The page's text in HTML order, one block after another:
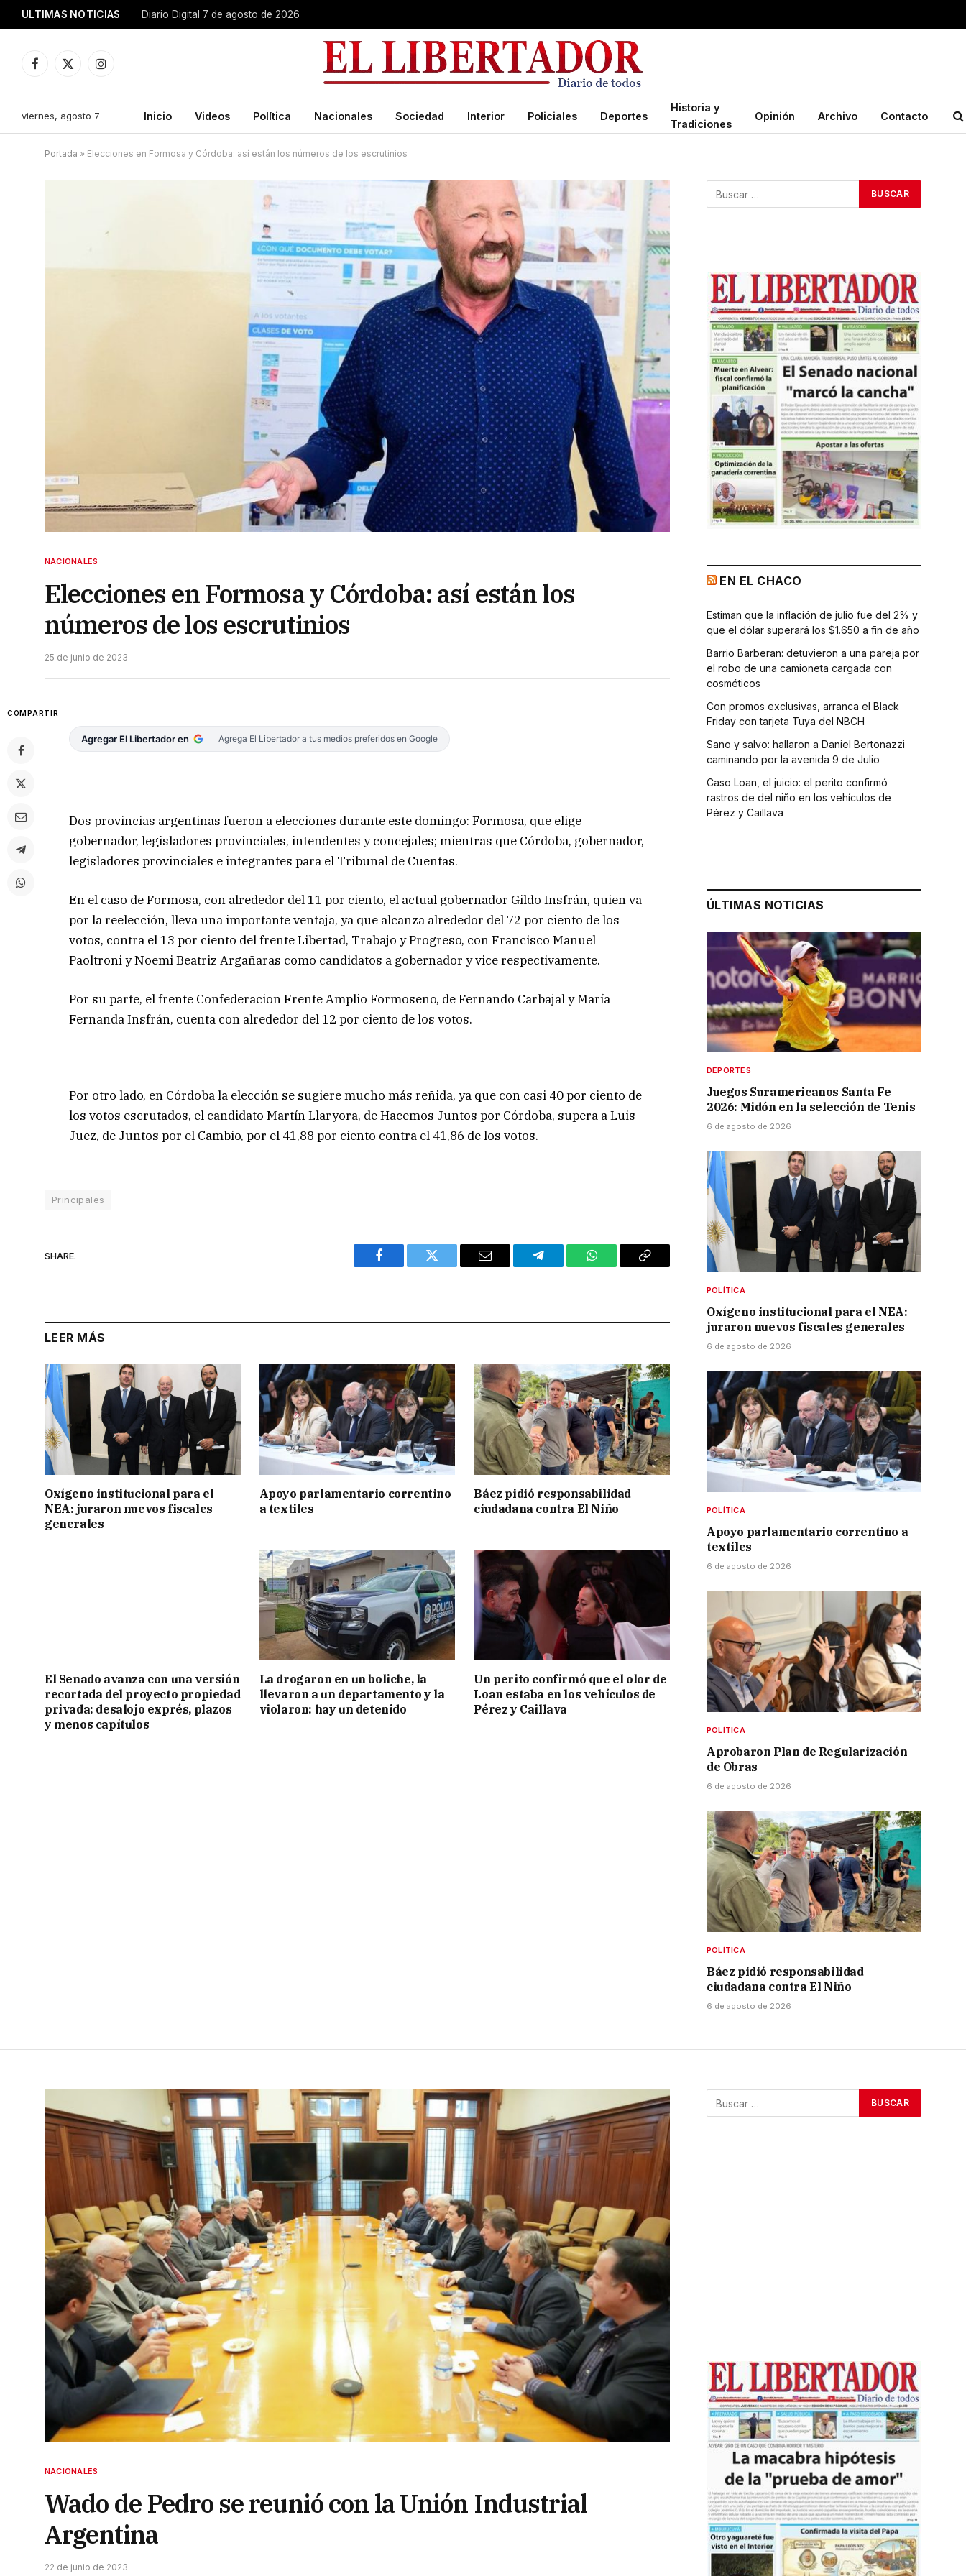
ULTIMAS NOTICIAS Diario Digital 7 de agosto de 2026
Facebook
X
Instagram
viernes, agosto 7 Inicio Videos Política Nacionales Sociedad Interior Policiales Deportes
Historia y
Tradiciones
Opinión Archivo Contacto
Portada » Elecciones en Formosa y Córdoba: así están los números de los escrutinios
NACIONALES
Elecciones en Formosa y Córdoba: así están los
números de los escrutinios
25 de junio de 2023
COMPARTIR
Agregar El Libertador en Agrega El Libertador a tus medios preferidos en Google
Dos provincias argentinas fueron a elecciones durante este domingo: Formosa, que elige
gobernador, legisladores provinciales, intendentes y concejales; mientras que Córdoba, gobernador,
legisladores provinciales e integrantes para el Tribunal de Cuentas.
En el caso de Formosa, con alrededor del 11 por ciento, el actual gobernador Gildo Insfrán, quien va
por la reelección, lleva una importante ventaja, ya que alcanza alrededor del 72 por ciento de los
votos, contra el 13 por ciento del frente Libertad, Trabajo y Progreso, con Francisco Manuel
Paoltroni y Noemi Beatriz Argañaras como candidatos a gobernador y vice respectivamente.
Por su parte, el frente Confederacion Frente Amplio Formoseño, de Fernando Carbajal y María
Fernanda Insfrán, cuenta con alrededor del 12 por ciento de los votos.
Por otro lado, en Córdoba la elección se sugiere mucho más reñida, ya que con casi 40 por ciento de
los votos escrutados, el candidato Martín Llaryora, de Hacemos Juntos por Córdoba, supera a Luis
Juez, de Juntos por el Cambio, por el 41,88 por ciento contra el 41,86 de los votos.
Principales
SHARE.
Facebook Twitter Email Telegram WhatsAppCopy
LEER MÁS
Oxígeno institucional para el
NEA: juraron nuevos fiscales
generales
Apoyo parlamentario correntino
a textiles
Báez pidió responsabilidad
ciudadana contra El Niño
El Senado avanza con una versión
recortada del proyecto propiedad
privada: desalojo exprés, plazos
y menos capítulos
La drogaron en un boliche, la
llevaron a un departamento y la
violaron: hay un detenido
Un perito confirmó que el olor de
Loan estaba en los vehículos de
Pérez y Caillava
EN EL CHACO
Estiman que la inflación de julio fue del 2% y
que el dólar superará los $1.650 a fin de año
Barrio Barberan: detuvieron a una pareja por
el robo de una camioneta cargada con
cosméticos
Con promos exclusivas, arranca el Black
Friday con tarjeta Tuya del NBCH
Sano y salvo: hallaron a Daniel Bertonazzi
caminando por la avenida 9 de Julio
Caso Loan, el juicio: el perito confirmó
rastros de del niño en los vehículos de
Pérez y Caillava
ÚLTIMAS NOTICIAS
DEPORTES
Juegos Suramericanos Santa Fe
2026: Midón en la selección de Tenis
6 de agosto de 2026
POLÍTICA
Oxígeno institucional para el NEA:
juraron nuevos fiscales generales
6 de agosto de 2026
POLÍTICA
Apoyo parlamentario correntino a
textiles
6 de agosto de 2026
POLÍTICA
Aprobaron Plan de Regularización
de Obras
6 de agosto de 2026
POLÍTICA
Báez pidió responsabilidad
ciudadana contra El Niño
6 de agosto de 2026
NACIONALES
Wado de Pedro se reunió con la Unión Industrial
Argentina
22 de junio de 2023